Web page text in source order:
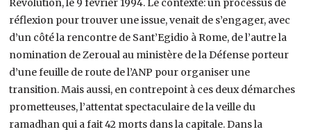
Révolution, le 9 février 1994. Le contexte: un processus de
réflexion pour trouver une issue, venait de s’engager, avec
d’un côté la rencontre de Sant’Egidio à Rome, de l’autre la
nomination de Zeroual au ministère de la Défense porteur
d’une feuille de route de l’ANP pour organiser une
transition. Mais aussi, en contrepoint à ces deux démarches
prometteuses, l’attentat spectaculaire de la veille du
ramadhan qui a fait 42 morts dans la capitale. Dans la